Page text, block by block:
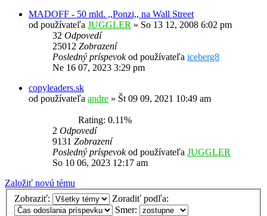
MADOFF - 50 mld. ,,Ponzi,, na Wall Street
od používateľa JUGGLER » So 13 12, 2008 6:02 pm
32 Odpovedí
25012 Zobrazení
Posledný príspevokod používateľa iceberg8
Ne 16 07, 2023 3:29 pm
copyleaders.sk
od používateľa andre » Št 09 09, 2021 10:49 am
Rating: 0.11%
2 Odpovedí
9131 Zobrazení
Posledný príspevokod používateľa JUGGLER
So 10 06, 2023 12:17 am
Založiť novú tému
Zobraziť:
Zoradiť podľa:
Smer: